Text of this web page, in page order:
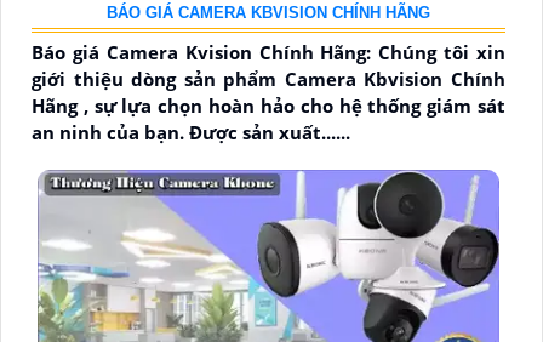
BÁO GIÁ CAMERA KBVISION CHÍNH HÃNG
Báo giá Camera Kvision Chính Hãng: Chúng tôi xin
giới thiệu dòng sản phẩm Camera Kbvision Chính
Hãng , sự lựa chọn hoàn hảo cho hệ thống giám sát
an ninh của bạn. Được sản xuất......